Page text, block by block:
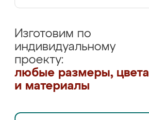
Изготовим по
индивидуальному
проекту:
любые размеры, цвета
и материалы